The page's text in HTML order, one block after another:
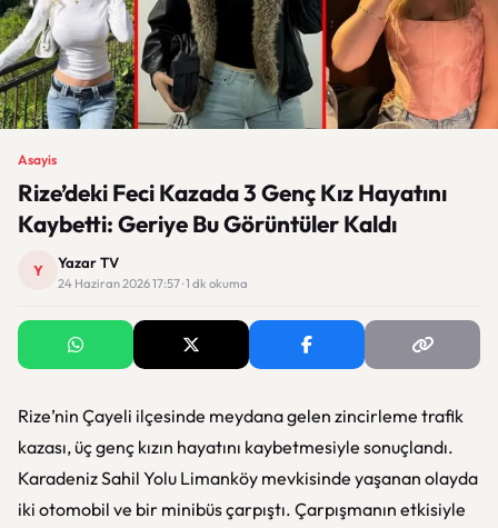
Asayis
Rize’deki Feci Kazada 3 Genç Kız Hayatını
Kaybetti: Geriye Bu Görüntüler Kaldı
Y Yazar TV
24 Haziran 2026 17:57 · 1 dk okuma
Rize’nin Çayeli ilçesinde meydana gelen zincirleme trafik
kazası, üç genç kızın hayatını kaybetmesiyle sonuçlandı.
Karadeniz Sahil Yolu Limanköy mevkisinde yaşanan olayda
iki otomobil ve bir minibüs çarpıştı. Çarpışmanın etkisiyle